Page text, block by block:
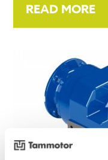
READ MORE